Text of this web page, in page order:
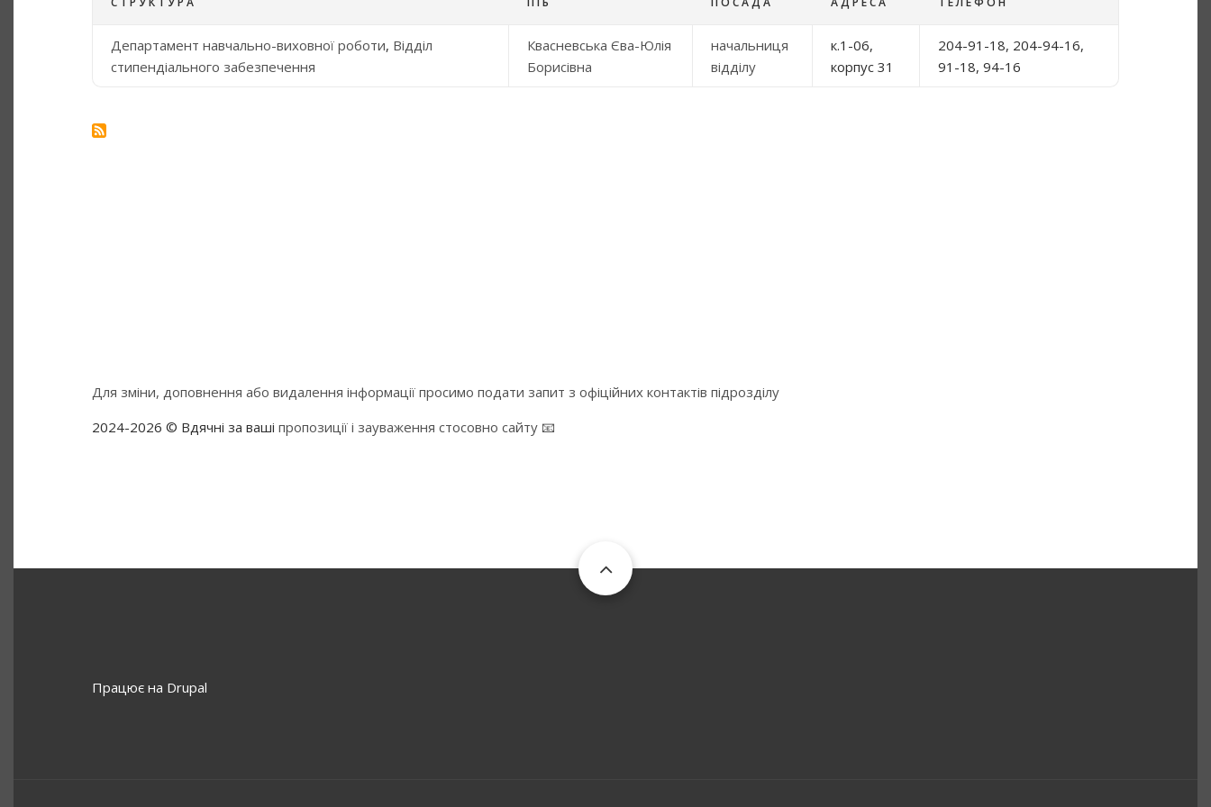
Департамент навчально-виховної роботи, Відділ
стипендіального забезпечення
Квасневська Єва-Юлія
Борисівна
начальниця
відділу
к.1-06,
корпус 31
204-91-18, 204-94-16,
91-18, 94-16
Для зміни, доповнення або видалення інформації просимо подати запит з офіційних контактів підрозділу
2024-2026 © Вдячні за ваші пропозиції і зауваження стосовно сайту 📧
Працює на Drupal